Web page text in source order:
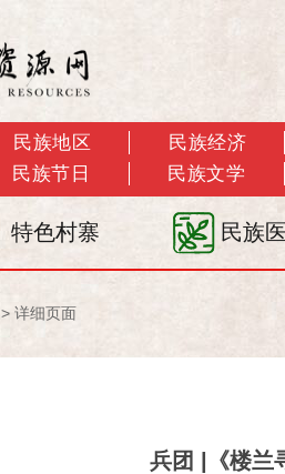
民族地区 民族经济
民族节日 民族文学
特色村寨 民族
> 详细页面
兵团 |《楼兰